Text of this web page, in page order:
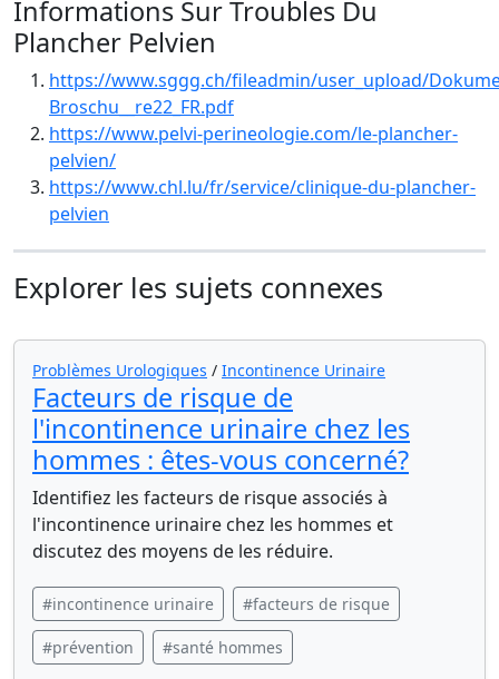
Informations Sur Troubles Du
Plancher Pelvien
https://www.sggg.ch/fileadmin/user_upload/
Broschu__re22_FR.pdf
https://www.pelvi-perineologie.com/le-plancher-
pelvien/
https://www.chl.lu/fr/service/clinique-du-plancher-
pelvien
Explorer les sujets connexes
Problèmes Urologiques / Incontinence Urinaire
Facteurs de risque de
l'incontinence urinaire chez les
hommes : êtes-vous concerné?
Identifiez les facteurs de risque associés à
l'incontinence urinaire chez les hommes et
discutez des moyens de les réduire.
#incontinence urinaire #facteurs de risque
#prévention #santé hommes